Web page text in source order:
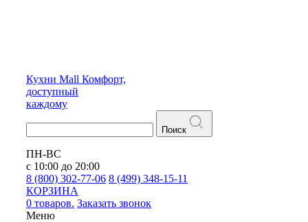
Кухни Mall Комфорт,
доступный
каждому
Поиск
ПН-ВС
с 10:00 до 20:00
8 (800) 302-77-06 8 (499) 348-15-11
КОРЗИНА
0 товаров. Заказать звонок
Меню